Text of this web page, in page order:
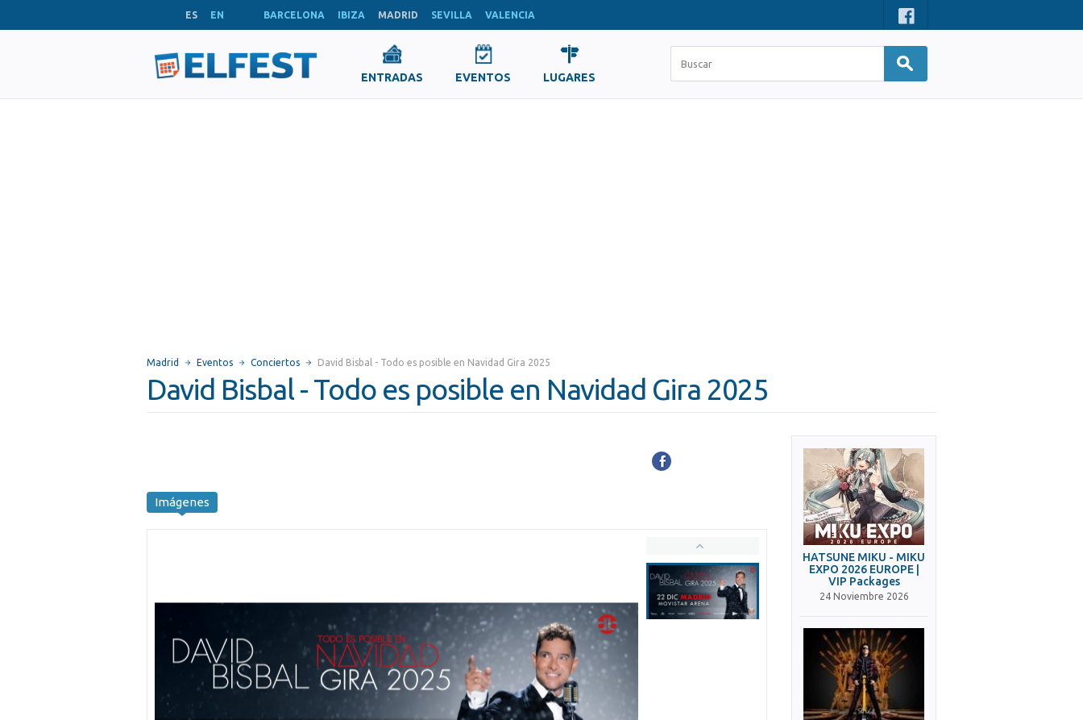
ES EN BARCELONA IBIZA MADRID SEVILLA VALENCIA
ENTRADAS EVENTOS LUGARES
Madrid Eventos Conciertos David Bisbal - Todo es posible en Navidad Gira 2025
David Bisbal - Todo es posible en Navidad Gira 2025
Imágenes
HATSUNE MIKU - MIKU
EXPO 2026 EUROPE |
VIP Packages
24 Noviembre 2026